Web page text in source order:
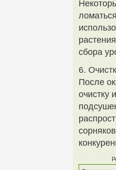
сбора
6.
После
очистку